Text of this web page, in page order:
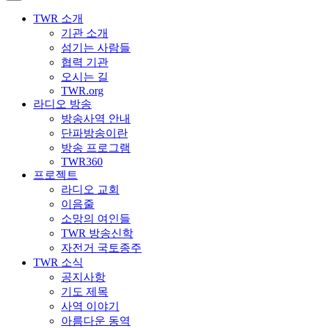
TWR 소개
기관 소개
섬기는 사람들
협력 기관
오시는 길
TWR.org
라디오 방송
방송사역 안내
단파방송이란
방송 프로그램
TWR360
프로젝트
라디오 교회
이음줄
소망의 여인들
TWR 방송신학
자전거 국토종주
TWR 소식
공지사항
기도 제목
사역 이야기
아름다운 동역